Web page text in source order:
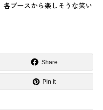
ブースから楽しそうな笑い
Share
Pin it